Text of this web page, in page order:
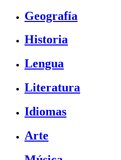
Geografía
Historia
Lengua
Literatura
Idiomas
Arte